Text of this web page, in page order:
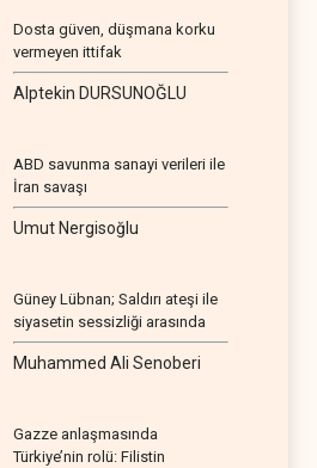
Dosta güven, düşmana korku
vermeyen ittifak
Alptekin DURSUNOĞLU
ABD savunma sanayi verileri ile
İran savaşı
Umut Nergisoğlu
Güney Lübnan; Saldırı ateşi ile
siyasetin sessizliği arasında
Muhammed Ali Senoberi
Gazze anlaşmasında
Türkiye’nin rolü: Filistin